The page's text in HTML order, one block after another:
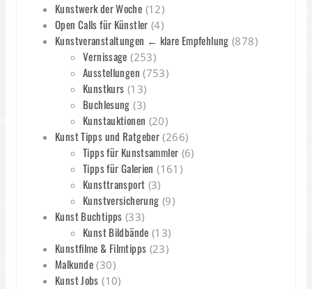
Kunstwerk der Woche (12)
Open Calls für Künstler (4)
Kunstveranstaltungen ← klare Empfehlung (878)
Vernissage (253)
Ausstellungen (753)
Kunstkurs (13)
Buchlesung (3)
Kunstauktionen (20)
Kunst Tipps und Ratgeber (266)
Tipps für Kunstsammler (6)
Tipps für Galerien (161)
Kunsttransport (3)
Kunstversicherung (9)
Kunst Buchtipps (33)
Kunst Bildbände (13)
Kunstfilme & Filmtipps (23)
Malkunde (30)
Kunst Jobs (10)